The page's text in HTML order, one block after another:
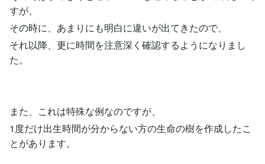
すが、
その時に、あまりにも明白に違いが出てきたので、
それ以降、更に時間を注意深く確認するようになりまし
た。
また、これは特殊な例なのですが、
1度だけ出生時間が分からない方の生命の樹を作成したこ
とがあります。